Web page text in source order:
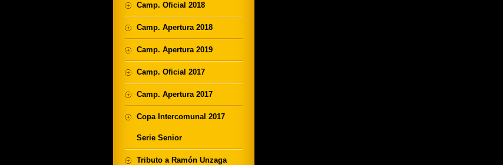
Camp. Oficial 2018
Camp. Apertura 2018
Camp. Apertura 2019
Camp. Oficial 2017
Camp. Apertura 2017
Copa Intercomunal 2017
Serie Senior
Tributo a Ramón Unzaga